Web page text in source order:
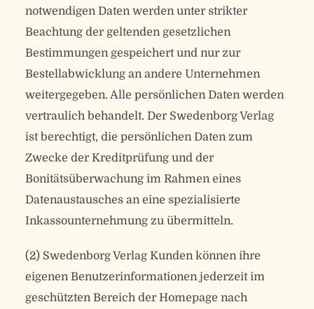
notwendigen Daten werden unter strikter
Beachtung der geltenden gesetzlichen
Bestimmungen gespeichert und nur zur
Bestellabwicklung an andere Unternehmen
weitergegeben. Alle persönlichen Daten werden
vertraulich behandelt. Der Swedenborg Verlag
ist berechtigt, die persönlichen Daten zum
Zwecke der Kreditprüfung und der
Bonitätsüberwachung im Rahmen eines
Datenaustausches an eine spezialisierte
Inkassounternehmung zu übermitteln.
(2) Swedenborg Verlag Kunden können ihre
eigenen Benutzerinformationen jederzeit im
geschützten Bereich der Homepage nach